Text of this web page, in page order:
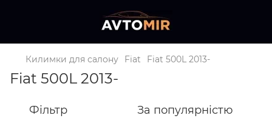
Килимки для салону Fiat Fiat 500L 2013-
Fiat 500L 2013-
Фільтр За популярністю